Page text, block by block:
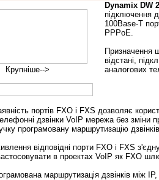
Крупніше-->
Dynamix DW
підключення
100Base-T
PPPoE.
Призначення
відстані,
аналогових
портів FXO і FXS дозволяє
дзвінки VoIP мережа без зміни
програмовану маршрутизацію
відповідні порти FXO і FXS
в проектах VoIP як FXO
маршрутизація дзвінків між